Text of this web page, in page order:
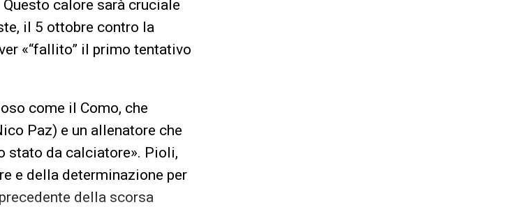
calore sarà cruciale
il 5 ottobre contro la
«“fallito” il primo tentativo
come il Como, che
Paz) e un allenatore che
stato da calciatore». Pioli,
e della determinazione per
della scorsa